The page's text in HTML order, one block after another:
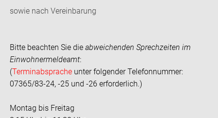
sowie nach Vereinbarung
Bitte beachten Sie die abweichenden Sprechzeiten im
Einwohnermeldeamt:
(Terminabsprache unter folgender Telefonnummer:
07365/83-24, -25 und -26 erforderlich.)
Montag bis Freitag